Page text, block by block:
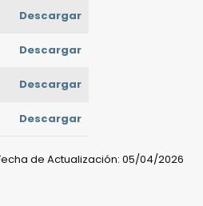
Descargar
Descargar
Descargar
Descargar
de Actualización: 05/04/2026